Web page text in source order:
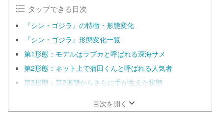
タップできる目次
『シン・ゴジラ』の特徴・形態変化
『シン・ゴジラ』形態変化一覧
第1形態：モデルはラブカと呼ばれる深海サメ
第2形態：ネット上で蒲田くんと呼ばれる人気者
第3形態：第2形態からさらに手が生えた状態
目次を開く